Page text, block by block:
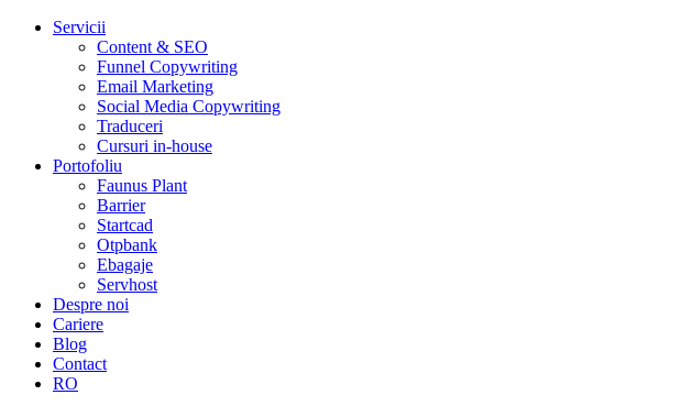
Servicii
Content & SEO
Funnel Copywriting
Email Marketing
Social Media Copywriting
Traduceri
Cursuri in-house
Portofoliu
Faunus Plant
Barrier
Startcad
Otpbank
Ebagaje
Servhost
Despre noi
Cariere
Blog
Contact
RO